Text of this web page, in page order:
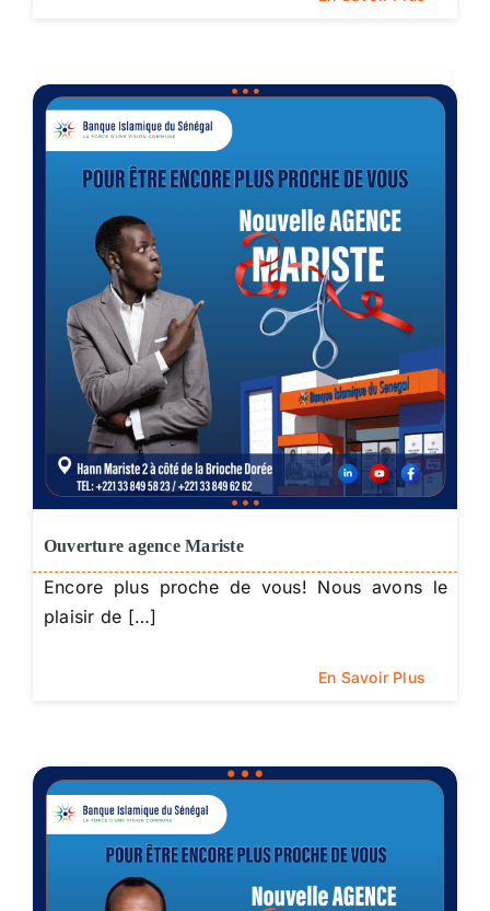
Ouverture agence Mariste
Encore plus proche de vous! Nous avons le
plaisir de […]
En Savoir Plus